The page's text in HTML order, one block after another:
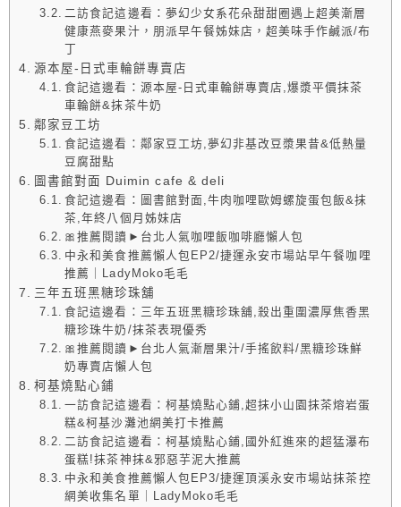
二訪食記這邊看：夢幻少女系花朵甜甜圈遇上超美漸層
健康燕麥果汁，朋派早午餐姊妹店，超美味手作鹹派/布
丁
源本屋-日式車輪餅專賣店
食記這邊看：源本屋-日式車輪餅專賣店,爆漿平價抹茶
車輪餅&抹茶牛奶
鄰家豆工坊
食記這邊看：鄰家豆工坊,夢幻非基改豆漿果昔&低熱量
豆腐甜點
圖書館對面 Duimin cafe & deli
食記這邊看：圖書館對面,牛肉咖哩歐姆螺旋蛋包飯&抹
茶,年終八個月姊妹店
🎀推薦閱讀►台北人氣咖哩飯咖啡廳懶人包
中永和美食推薦懶人包EP2/捷運永安市場站早午餐咖哩
推薦｜LadyMoko毛毛
三年五班黑糖珍珠舖
食記這邊看：三年五班黑糖珍珠舖,殺出重圍濃厚焦香黑
糖珍珠牛奶/抹茶表現優秀
🎀推薦閱讀►台北人氣漸層果汁/手搖飲料/黑糖珍珠鮮
奶專賣店懶人包
柯基燒點心鋪
一訪食記這邊看：柯基燒點心鋪,超抹小山園抹茶熔岩蛋
糕&柯基沙灘池網美打卡推薦
二訪食記這邊看：柯基燒點心鋪,國外紅進來的超猛瀑布
蛋糕!抹茶神抹&邪惡芋泥大推薦
中永和美食推薦懶人包EP3/捷運頂溪永安市場站抹茶控
網美收集名單｜LadyMoko毛毛